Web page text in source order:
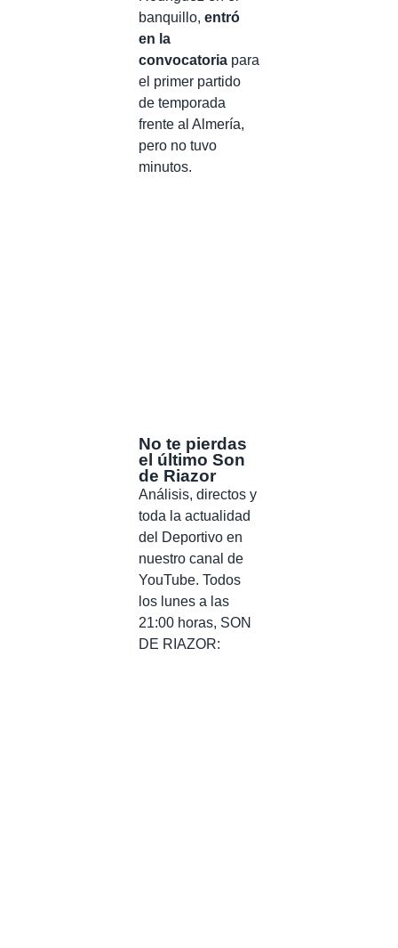
banquillo, entró
en la
convocatoria para
el primer partido
de temporada
frente al Almería,
pero no tuvo
minutos.
No te pierdas
el último Son
de Riazor
Análisis, directos y
toda la actualidad
del Deportivo en
nuestro canal de
YouTube. Todos
los lunes a las
21:00 horas, SON
DE RIAZOR: